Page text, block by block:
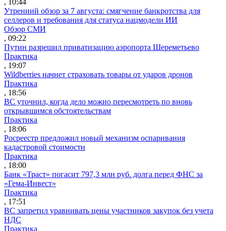
Утренний обзор за 7 августа: смягчение банкротства для
селлеров и требования для статуса нацмодели ИИ
Обзор СМИ
, 09:22
Путин разрешил приватизацию аэропорта Шереметьево
Практика
, 19:07
Wildberries начнет страховать товары от ударов дронов
Практика
, 18:56
ВС уточнил, когда дело можно пересмотреть по вновь
открывшимся обстоятельствам
Практика
, 18:06
Росреестр предложил новый механизм оспаривания
кадастровой стоимости
Практика
, 18:00
Банк «Траст» погасит 797,3 млн руб. долга перед ФНС за
«Гема-Инвест»
Практика
, 17:51
ВС запретил уравнивать цены участников закупок без учета
НДС
Практика